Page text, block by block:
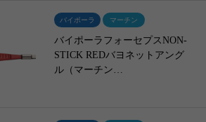
バイポーラ マーチン
バイポーラフォーセプスNON-
STICK REDバヨネットアング
ル（マーチン…